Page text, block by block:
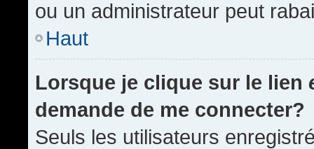
ou un administrateur peut
Haut
Lorsque je clique sur le lien
demande de me connecter?
Seuls les utilisateurs